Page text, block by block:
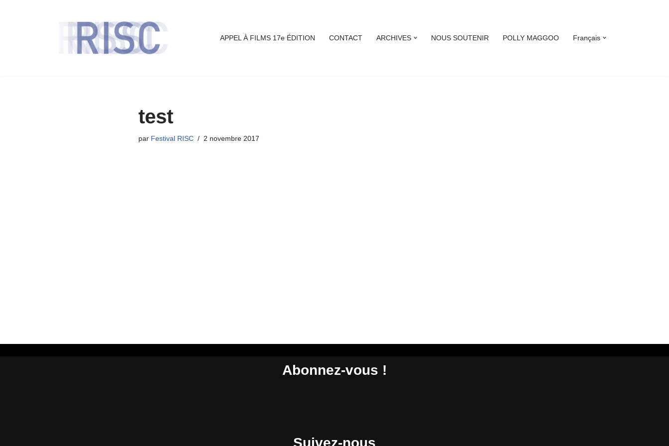
APPEL À FILMS 17e ÉDITION CONTACT ARCHIVES NOUS SOUTENIR POLLY MAGGOO Français
test
par Festival RISC 2 novembre 2017
Abonnez-vous !
Suivez-nous